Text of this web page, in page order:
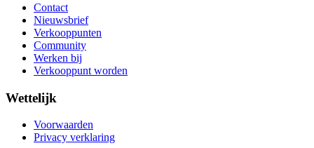
Contact
Nieuwsbrief
Verkooppunten
Community
Werken bij
Verkooppunt worden
Wettelijk
Voorwaarden
Privacy verklaring